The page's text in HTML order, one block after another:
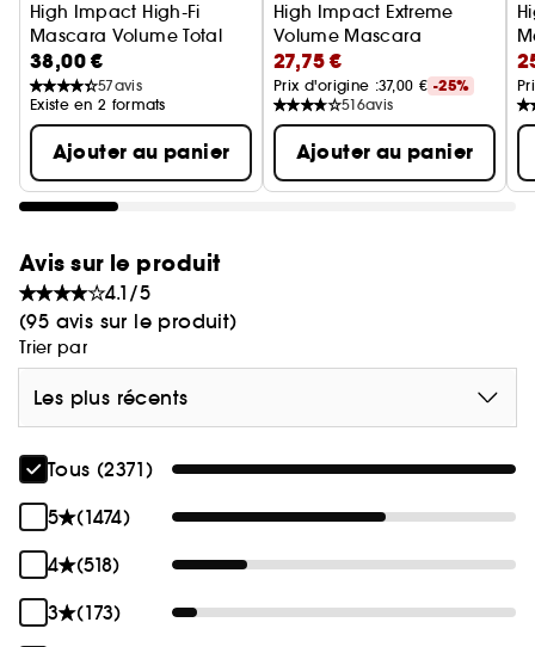
High Impact High-Fi
Mascara Volume Total
38,00 €
57avis
Existe en 2 formats
Ajouter au panier
High Impact Extreme
Volume Mascara
Mascara volume
27,75 €
Prix d'origine :37,00 € -25%
516avis
Ajouter au panier
Avis sur le produit
4.1/5
(95 avis sur le produit)
Trier par
Les plus récents
Tous (2371)
5
(1474)
4
(518)
3
(173)